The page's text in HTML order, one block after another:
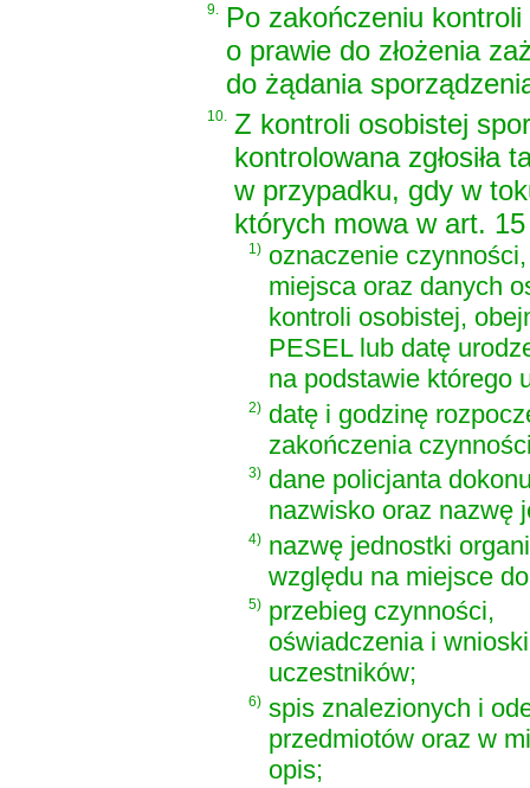
9. Po zakończeniu
o prawie do złożenia
do żądania
10. Z kontroli osobistej
kontrolowana zgłosiła
w przypadku, gdy w
których mowa w art.
1) oznaczenie
miejsca oraz danych
kontroli osobistej,
PESEL lub datę
na podstawie którego
2) datę i godzinę
zakończenia
3) dane policjanta
nazwisko oraz nazwę
4) nazwę jednostki
względu na miejsce
5) przebieg czynności,
oświadczenia i
uczestników;
6) spis znalezionych i
przedmiotów oraz w
opis;